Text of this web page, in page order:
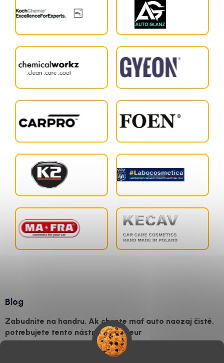
Blog
Zabudnite na handru. Ak chcete mať auto naozaj čisté,
potrebujete tento nástroj za pár eur